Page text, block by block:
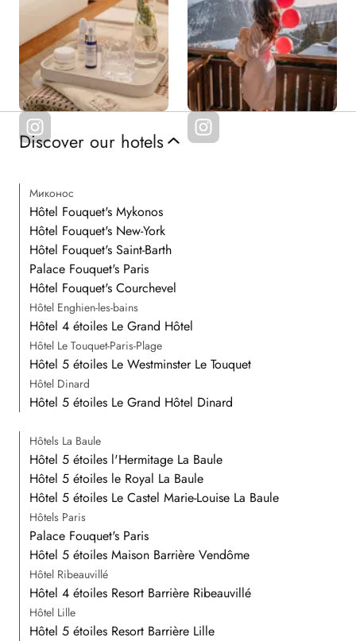
Discover our hotels
Миконос
Hôtel Fouquet's Mykonos
Hôtel Fouquet's New-York
Hôtel Fouquet's Saint-Barth
Palace Fouquet's Paris
Hôtel Fouquet's Courchevel
Hôtel Enghien-les-bains
Hôtel 4 étoiles Le Grand Hôtel
Hôtel Le Touquet-Paris-Plage
Hôtel 5 étoiles Le Westminster Le Touquet
Hôtel Dinard
Hôtel 5 étoiles Le Grand Hôtel Dinard
Hôtels La Baule
Hôtel 5 étoiles l'Hermitage La Baule
Hôtel 5 étoiles le Royal La Baule
Hôtel 5 étoiles Le Castel Marie-Louise La Baule
Hôtels Paris
Palace Fouquet's Paris
Hôtel 5 étoiles Maison Barrière Vendôme
Hôtel Ribeauvillé
Hôtel 4 étoiles Resort Barrière Ribeauvillé
Hôtel Lille
Hôtel 5 étoiles Resort Barrière Lille